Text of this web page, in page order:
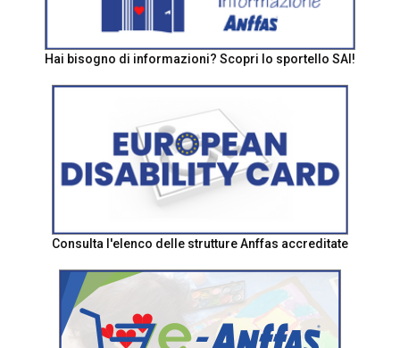
Hai bisogno di informazioni? Scopri lo sportello SAI!
Consulta l'elenco delle strutture Anffas accreditate